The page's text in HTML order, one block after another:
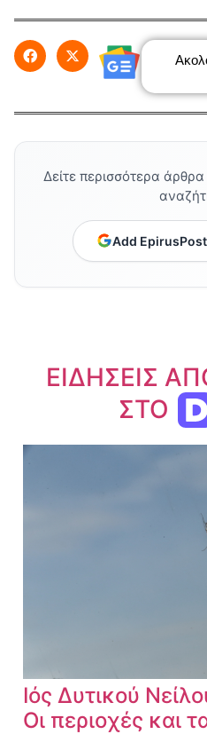
Δείτε περισσότερα
Add
ΕΙΔΗΣΕΙΣ
ΣΤΟ
Ιός Δυτικού
Οι περιοχές και